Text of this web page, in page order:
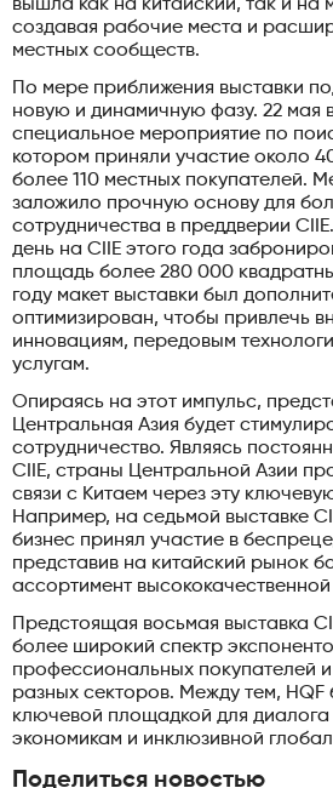
вышла как на китайский, так и на
создавая рабочие места и
местных сообществ.
По мере приближения выставки
новую и динамичную фазу. 22 мая
специальное мероприятие по
котором приняли участие около
более 110 местных покупателей.
заложило прочную основу для
сотрудничества в преддверии
день на CIIE этого года
площадь более 280 000
году макет выставки был
оптимизирован, чтобы привлечь
инновациям, передовым
услугам.
Опираясь на этот импульс,
Центральная Азия будет
сотрудничество. Являясь
CIIE, страны Центральной Азии
связи с Китаем через эту
Например, на седьмой выставке
бизнес принял участие в
представив на китайский рынок
ассортимент
Предстоящая восьмая выставка
более широкий спектр
профессиональных покупателей и
разных секторов. Между тем, HQF
ключевой площадкой для
экономикам и инклюзивной
Поделиться новостью